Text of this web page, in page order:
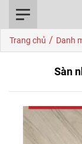
Trang chủ / Danh
Sàn